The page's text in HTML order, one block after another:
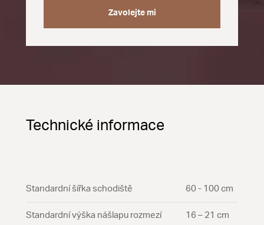
Zavolejte mi
Technické informace
Standardní šířka schodiště 60 - 100 cm
Standardní výška nášlapu rozmezí 16 – 21 cm